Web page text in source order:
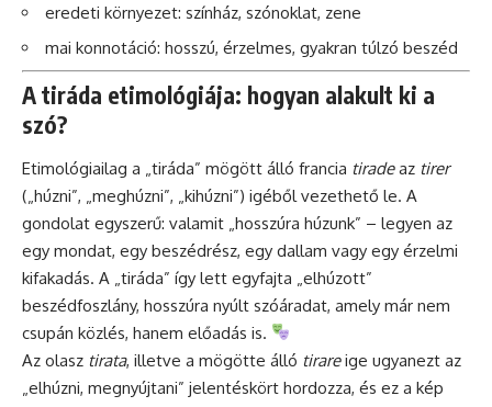
eredeti környezet: színház, szónoklat, zene
mai konnotáció: hosszú, érzelmes, gyakran túlzó beszéd
A tiráda etimológiája: hogyan alakult ki a
szó?
Etimológiailag a „tiráda” mögött álló francia tiradeaz tirer
(„húzni”, „meghúzni”, „kihúzni”) igéből vezethető le. A
gondolat egyszerű: valamit „hosszúra húzunk” – legyen az
egy mondat, egy beszédrész, egy dallam vagy egy érzelmi
kifakadás. A „tiráda” így lett egyfajta „elhúzott”
beszédfoszlány, hosszúra nyúlt szóáradat, amely már nem
csupán közlés, hanem előadás is.
Az olasz tirata, illetve a mögötte álló tirareige ugyanezt az
„elhúzni, megnyújtani” jelentéskört hordozza, és ez a kép